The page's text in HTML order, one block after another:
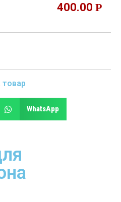
400.00 Р
WhatsApp